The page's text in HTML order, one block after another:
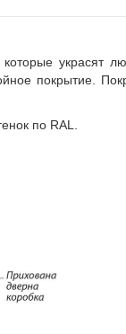
украсят
покрытие.
по RAL.